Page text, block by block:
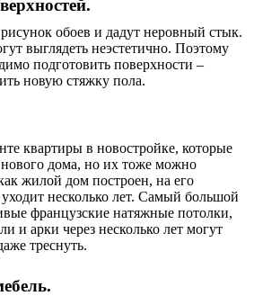
обоев и дадут неровный стык.
выглядеть неэстетично. Поэтому
подготовить поверхности –
новую стяжку пола.
квартиры в новостройке, которые
нового дома, но их тоже можно
жилой дом построен, на его
несколько лет. Самый большой
французские натяжные потолки,
и арки через несколько лет могут
треснуть.